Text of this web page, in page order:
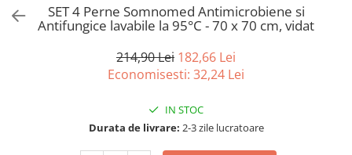
Bumbac satinat
Bumbac policoton
SET 4 Perne Somnomed Antimicrobiene si
Antifungice lavabile la 95°C - 70 x 70 cm, vidat
214,90 Lei 182,66 Lei
Economisesti: 32,24 Lei
IN STOC
Durata de livrare: 2-3 zile lucratoare